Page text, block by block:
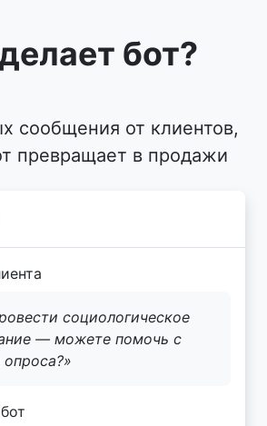
бот?
сообщения от клиентов,
превращает в продажи
социологическое
— можете помочь с